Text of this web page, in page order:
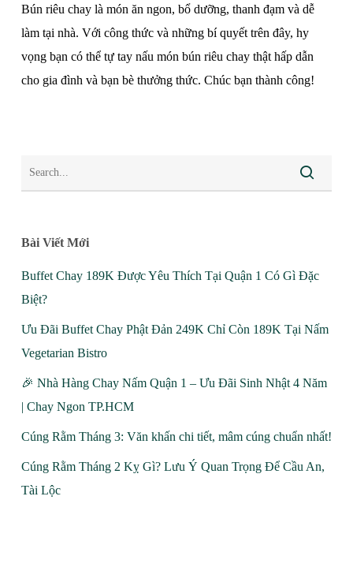
Bún riêu chay là món ăn ngon, bổ dưỡng, thanh đạm và dễ
làm tại nhà. Với công thức và những bí quyết trên đây, hy
vọng bạn có thể tự tay nấu món bún riêu chay thật hấp dẫn
cho gia đình và bạn bè thưởng thức. Chúc bạn thành công!
Bài Viết Mới
Buffet Chay 189K Được Yêu Thích Tại Quận 1 Có Gì Đặc
Biệt?
Ưu Đãi Buffet Chay Phật Đản 249K Chỉ Còn 189K Tại Nấm
Vegetarian Bistro
🎉 Nhà Hàng Chay Nấm Quận 1 – Ưu Đãi Sinh Nhật 4 Năm
| Chay Ngon TP.HCM
Cúng Rằm Tháng 3: Văn khấn chi tiết, mâm cúng chuẩn nhất!
Cúng Rằm Tháng 2 Kỵ Gì? Lưu Ý Quan Trọng Để Cầu An,
Tài Lộc